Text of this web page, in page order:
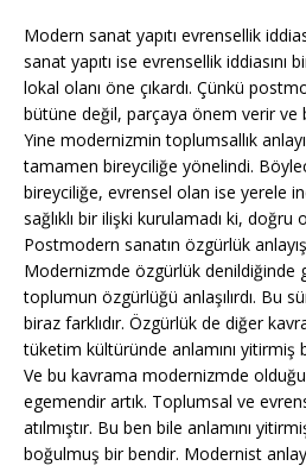
Modern sanat yapıtı evrensellik
sanat yapıtı ise evrensellik iddiasını
lokal olanı öne çıkardı. Çünkü
bütüne değil, parçaya önem verir ve
Yine modernizmin toplumsallık
tamamen bireyciliğe yönelindi.
bireyciliğe, evrensel olan ise yerele
sağlıklı bir ilişki kurulamadı ki, doğru
Postmodern sanatın özgürlük
Modernizmde özgürlük denildiğinde
toplumun özgürlüğü anlaşılırdı. Bu
biraz farklıdır. Özgürlük de diğer
tüketim kültüründe anlamını
Ve bu kavrama modernizmde olduğu
egemendir artık. Toplumsal ve
atılmıştır. Bu ben bile anlamını
boğulmuş bir bendir. Modernist